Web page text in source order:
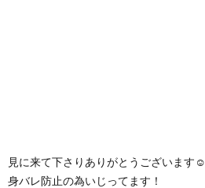
見に来て下さりありがとうございます☺️
身バレ防止の為いじってます！